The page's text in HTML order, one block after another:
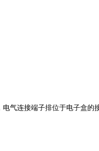
气连接端子排位于电子盒的